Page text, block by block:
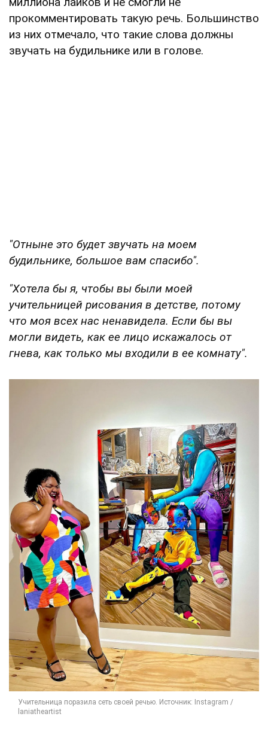
прокомментировать такую речь. Большинство
из них отмечало, что такие слова должны
звучать на будильнике или в голове.
"Отныне это будет звучать на моем
будильнике, большое вам спасибо".
"Хотела бы я, чтобы вы были моей
учительницей рисования в детстве, потому
что моя всех нас ненавидела. Если бы вы
могли видеть, как ее лицо искажалось от
гнева, как только мы входили в ее комнату".